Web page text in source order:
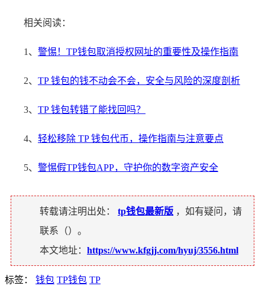
相关阅读：
1、 警惕！TP钱包取消授权网址的重要性及操作指南
2、 TP 钱包的钱不动会不会，安全与风险的深度剖析
3、 TP 钱包转错了能找回吗？
4、 轻松移除 TP 钱包代币，操作指南与注意要点
5、 警惕假TP钱包APP，守护你的数字资产安全
转载请注明出处： tp钱包最新版 ，如有疑问，请
联系（）。
本文地址： https://www.kfgjj.com/hyuj/3556.html
标签： 钱包 TP钱包 TP